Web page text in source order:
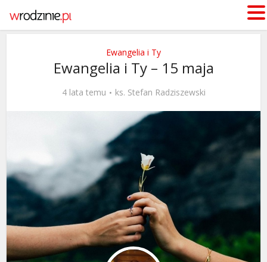
Ewangelia i Ty
Ewangelia i Ty – 15 maja
4 lata temu ks. Stefan Radziszewski